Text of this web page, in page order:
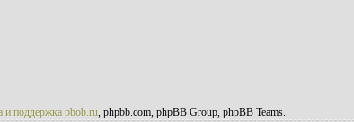
и поддержка pbob.ru, phpbb.com, phpBB Group, phpBB Teams.